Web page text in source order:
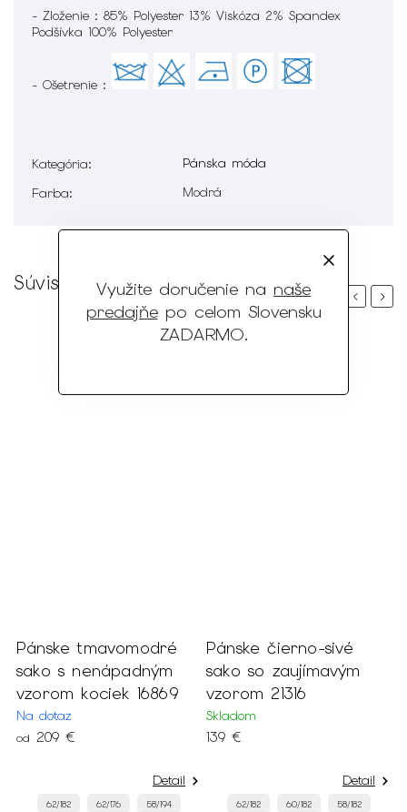
Využite doručenie na naše
predajňepo celom Slovensku
ZADARMO.
- Zloženie : 85% Polyester 13% Viskóza 2% Spandex
Podšívka 100% Polyester
- Ošetrenie :
Kategória:
Pánska móda
Farba: Modrá
Súvisiaci tovar
Previous
Pánske tmavomodré
sako s nenápadným
vzorom kociek 16869
Na dotaz
od 209 €
Detail
62/182 62/176 58/194
Pánske čierno-sivé
sako so zaujímavým
vzorom 21316
Skladom
139 €
Detail
62/182 60/182 58/182
Next